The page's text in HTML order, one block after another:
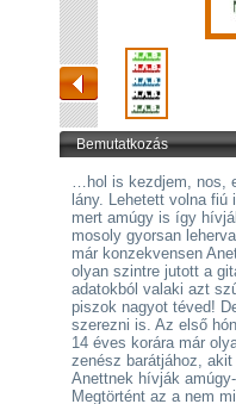
Bemutatkozás
…hol is kezdjem, nos,
lány. Lehetett volna
mert amúgy is így
mosoly gyorsan
már konzekvensen
olyan szintre jutott a
adatokból valaki azt
piszok nagyot téved!
szerezni is. Az első
14 éves korára már
zenész barátjához,
Anettnek hívják
Megtörtént az a nem